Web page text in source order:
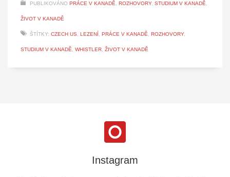
PUBLIKOVÁNO PRÁCE V KANADĚ, ROZHOVORY, STUDIUM V KANADĚ,
ŽIVOT V KANADĚ
ŠTÍTKY: CZECH US, LEZENÍ, PRÁCE V KANADĚ, ROZHOVORY,
STUDIUM V KANADĚ, WHISTLER, ŽIVOT V KANADĚ
Instagram